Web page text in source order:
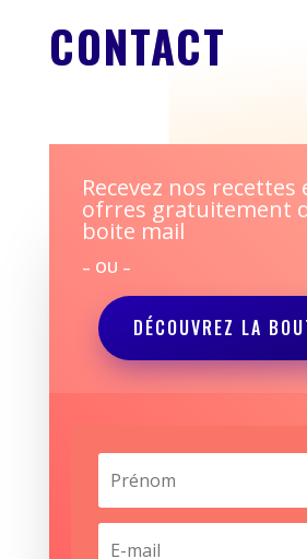
CONTACT
Recevez nos recettes
ofrres gratuitement
boite mail
– OU –
DÉCOUVREZ LA